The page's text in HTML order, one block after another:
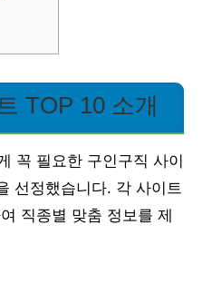
TOP 10 소개
꼭 필요한 구인구직 사이
선정했습니다. 각 사이트
직종별 맞춤 정보를 제